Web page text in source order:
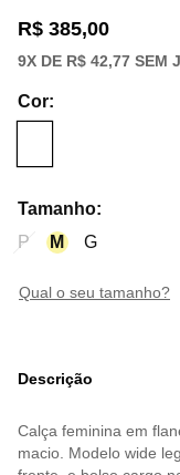
R$ 385,00
9X DE R$ 42,77 SEM
Cor:
Tamanho:
P
M G
qual o seu tamanho?
Descrição
Calça feminina em
macio. Modelo wide